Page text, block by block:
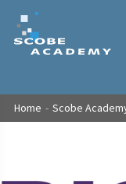
Overslaan en naar de
U bent hier
Home - Scobe